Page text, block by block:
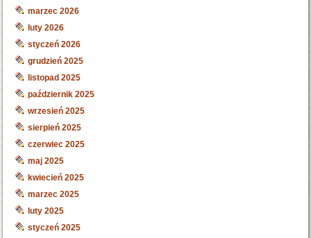
marzec 2026
luty 2026
styczeń 2026
grudzień 2025
listopad 2025
październik 2025
wrzesień 2025
sierpień 2025
czerwiec 2025
maj 2025
kwiecień 2025
marzec 2025
luty 2025
styczeń 2025